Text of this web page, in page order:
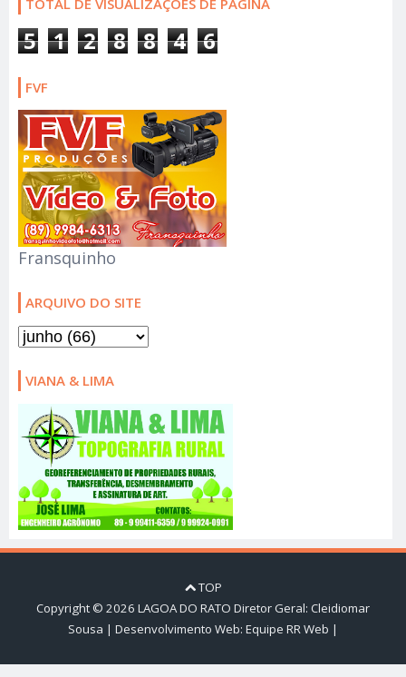
TOTAL DE VISUALIZAÇÕES DE PÁGINA
5 1 2 8 8 4 6
FVF
Fransquinho
ARQUIVO DO SITE
VIANA & LIMA
TOP
Copyright © 2026 LAGOA DO RATO Diretor Geral: Cleidiomar
Sousa | Desenvolvimento Web: Equipe RR Web |